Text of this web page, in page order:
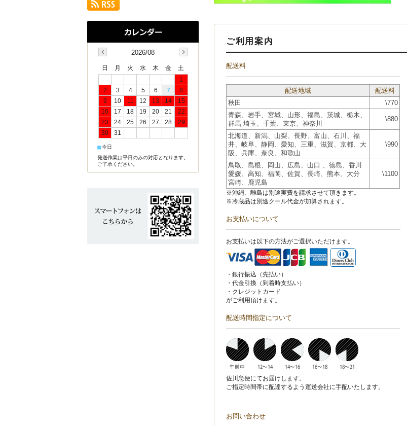
ご利用案内
配送料
配送地域
配送料
秋田
\770
青森、岩手、宮城、山形、福島、茨城、栃木、
群馬 埼玉、千葉、東京、神奈川
\880
北海道、新潟、山梨、長野、富山、石川、福
井、岐阜、静岡、愛知、三重、滋賀、京都、大
阪、兵庫、奈良、和歌山
\990
鳥取、島根、岡山、広島、山口 、徳島、香川
愛媛、高知、福岡、佐賀、長崎、熊本、大分
宮崎、鹿児島
\1100
※沖縄、離島は別途実費を請求させて頂きます。
※冷蔵品は別途クール代金が加算されます。
お支払いについて
お支払いは以下の方法がご選択いただけます。
・銀行振込（先払い）
・代金引換（到着時支払い）
・クレジットカード
がご利用頂けます。
配送時間指定について
佐川急便にてお届けします。
ご指定時間帯に配達するよう運送会社に手配いたします。
お問い合わせ
2026/08
日 月 火 水 木 金
土
1
2
3 4 5 6 7
8
9
10 11 12 13 14
15
16
17 18 19 20 21
22
23
24 25 26 27 28
29
30
31
■今日
発送作業は平日のみの対応となります。
ご了承ください。